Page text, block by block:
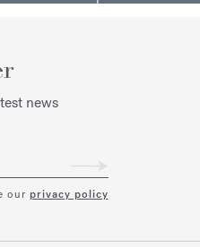
news
our privacy policy